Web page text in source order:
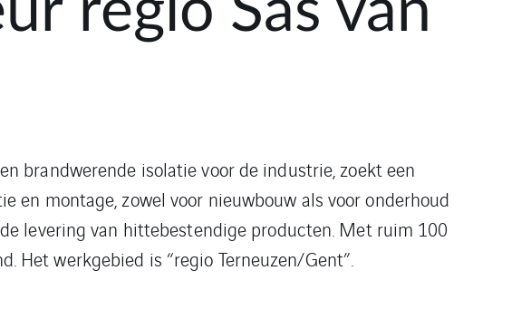
brandwerende isolatie voor de industrie, zoekt een
en montage, zowel voor nieuwbouw als voor onderhoud
levering van hittebestendige producten. Met ruim 100
Het werkgebied is “regio Terneuzen/Gent”.